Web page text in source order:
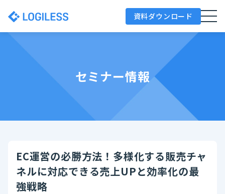
資料ダウンロード
セミナー情報
EC運営の必勝方法！多様化する販売チャ
ネルに対応できる売上UPと効率化の最
強戦略